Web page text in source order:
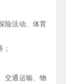
险活动、体育
交通运输、物